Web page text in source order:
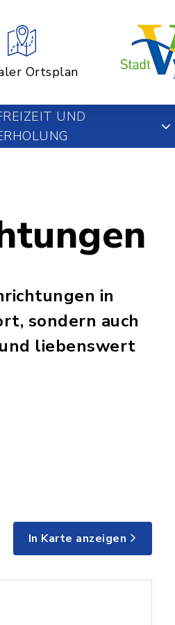
Ortsplan
UND
in
sondern auch
liebenswert
In Karte anzeigen